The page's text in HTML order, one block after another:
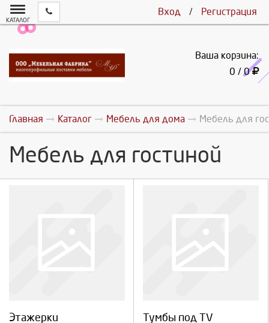
Вход / Регистрация
КАТАЛОГ
Ваша корзина:
0 / 0
Главная Каталог Мебель для дома Мебель для
Мебель для гостиной
Этажерки Тумбы под TV